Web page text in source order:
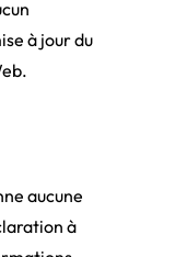
à jour du
aucune
à